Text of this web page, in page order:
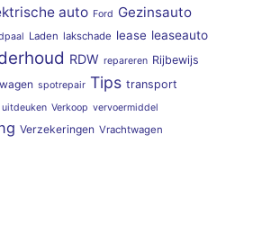
auto Ford Gezinsauto
Laden lakschade lease leaseauto
RDW repareren Rijbewijs
spotrepair Tips transport
uitdeuken Verkoop vervoermiddel
Verzekeringen Vrachtwagen